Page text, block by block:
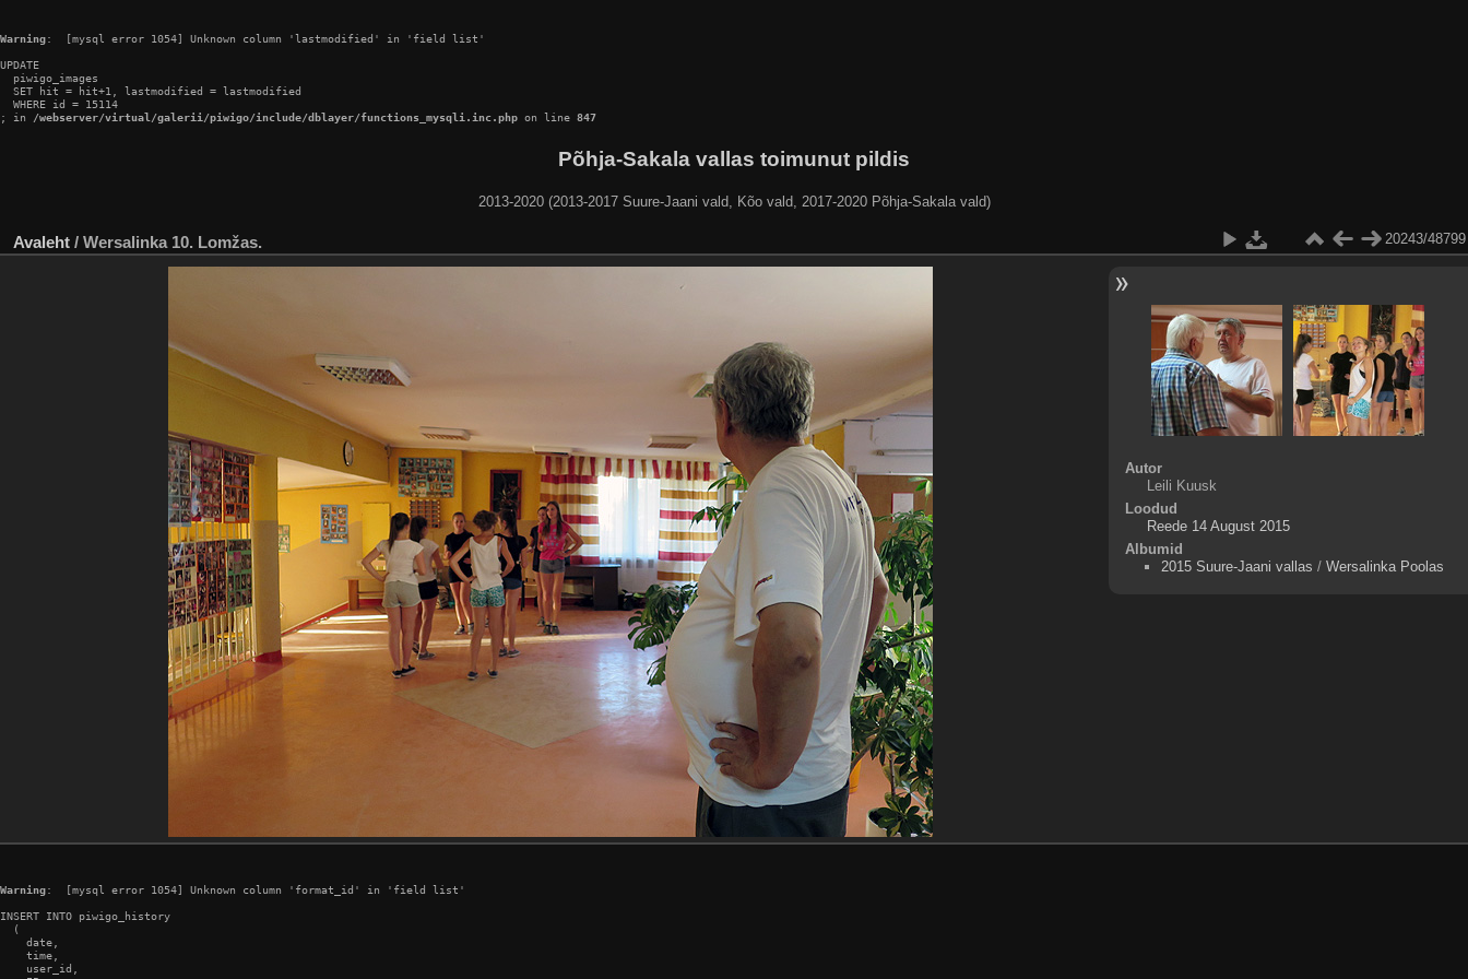
Warning:  [mysql error 1054] Unknown column 'lastmodified' in 'field list'
UPDATE
  piwigo_images
  SET hit = hit+1, lastmodified = lastmodified
  WHERE id = 15114
; in /webserver/virtual/galerii/piwigo/include/dblayer/functions_mysqli.inc.php on line 847
Põhja-Sakala vallas toimunut pildis
2013-2020 (2013-2017 Suure-Jaani vald, Kõo vald, 2017-2020 Põhja-Sakala vald)
Avaleht / Wersalinka 10. Lomžas. 20243/48799
Autor
Leili Kuusk
Loodud
Reede 14 August 2015
Albumid
2015 Suure-Jaani vallas / Wersalinka Poolas
Warning:  [mysql error 1054] Unknown column 'format_id' in 'field list'
INSERT INTO piwigo_history
  (
    date,
    time,
    user_id,